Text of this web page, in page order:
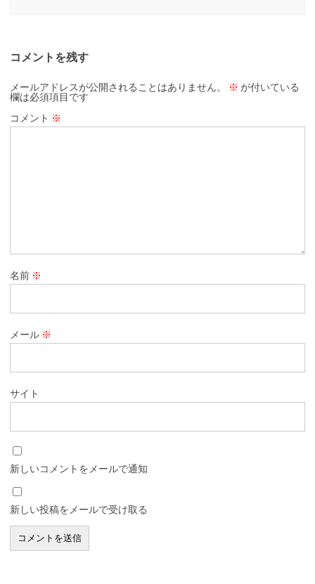
コメントを残す
メールアドレスが公開されることはありません。 ※ が付いている
欄は必須項目です
コメント ※
名前 ※
メール ※
サイト
新しいコメントをメールで通知
新しい投稿をメールで受け取る